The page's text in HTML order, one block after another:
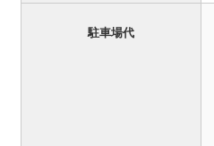
駐車場代